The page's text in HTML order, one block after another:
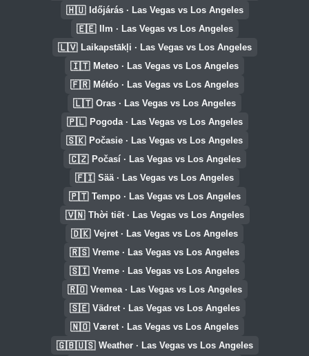
🇭🇺 Időjárás · Las Vegas vs Los Angeles
🇪🇪 Ilm · Las Vegas vs Los Angeles
🇱🇻 Laikapstākļi · Las Vegas vs Los Angeles
🇮🇹 Meteo · Las Vegas vs Los Angeles
🇫🇷 Météo · Las Vegas vs Los Angeles
🇱🇹 Oras · Las Vegas vs Los Angeles
🇵🇱 Pogoda · Las Vegas vs Los Angeles
🇸🇰 Počasie · Las Vegas vs Los Angeles
🇨🇿 Počasí · Las Vegas vs Los Angeles
🇫🇮 Sää · Las Vegas vs Los Angeles
🇵🇹 Tempo · Las Vegas vs Los Angeles
🇻🇳 Thời tiết · Las Vegas vs Los Angeles
🇩🇰 Vejret · Las Vegas vs Los Angeles
🇷🇸 Vreme · Las Vegas vs Los Angeles
🇸🇮 Vreme · Las Vegas vs Los Angeles
🇷🇴 Vremea · Las Vegas vs Los Angeles
🇸🇪 Vädret · Las Vegas vs Los Angeles
🇳🇴 Været · Las Vegas vs Los Angeles
🇬🇧🇺🇸 Weather · Las Vegas vs Los Angeles